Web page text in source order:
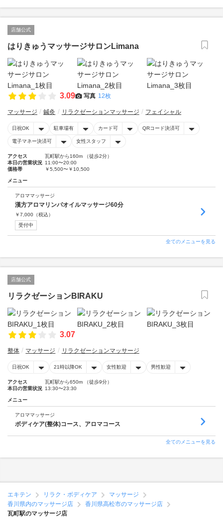
店舗公式
はりきゅうマッサージサロンLimana
3.09 写真 12枚
マッサージ 鍼灸 リラクゼーションマッサージ フェイシャル
日祝OK 駐車場有 カード可 QRコード決済可
電子マネー決済可 女性スタッフ
アクセス
瓦町駅から160m （徒歩2分）
本日の営業状況 11:00〜20:00
価格帯
￥5,500〜￥10,500
メニュー
アロママッサージ
漢方アロマリンパオイルマッサージ60分
￥7,000 （税込）
受付中
全てのメニューを見る
店舗公式
リラクゼーションBIRAKU
3.07
整体 マッサージ リラクゼーションマッサージ
日祝OK 21時以降OK 女性歓迎 男性歓迎
アクセス
瓦町駅から650m （徒歩9分）
本日の営業状況 13:30〜23:30
メニュー
アロママッサージ
ボディケア(整体)コース、アロマコース
全てのメニューを見る
エキテン リラク・ボディケア
マッサージ
香川県内のマッサージ店
香川県高松市のマッサージ店
瓦町駅のマッサージ店